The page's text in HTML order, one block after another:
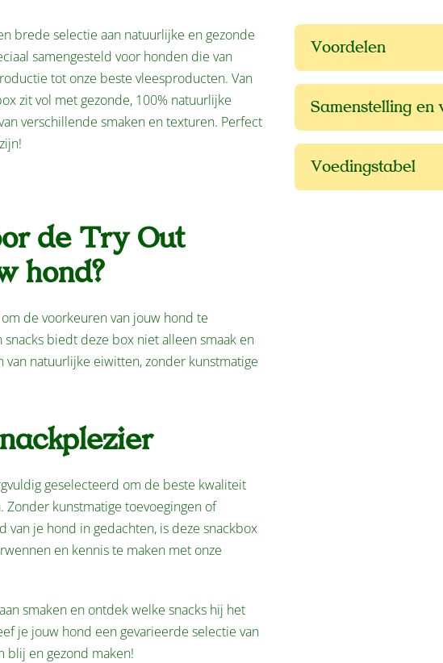
brede selectie aan natuurlijke en gezonde
samengesteld voor honden die van
tot onze beste vleesproducten. Van
zit vol met gezonde, 100% natuurlijke
verschillende smaken en texturen. Perfect
de Try Out
hond?
de voorkeuren van jouw hond te
biedt deze box niet alleen smaak en
natuurlijke eiwitten, zonder kunstmatige
geselecteerd om de beste kwaliteit
kunstmatige toevoegingen of
je hond in gedachten, is deze snackbox
en kennis te maken met onze
smaken en ontdek welke snacks hij het
je jouw hond een gevarieerde selectie van
blij en gezond maken!
Voordelen
Samenstelling en
Voedingstabel